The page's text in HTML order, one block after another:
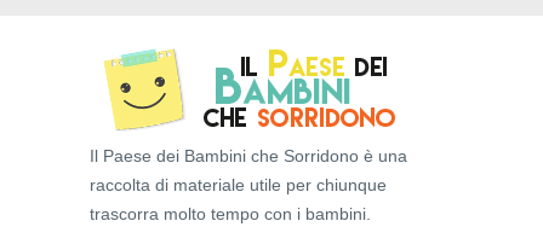
Il Paese dei Bambini che Sorridono è una
raccolta di materiale utile per chiunque
trascorra molto tempo con i bambini.